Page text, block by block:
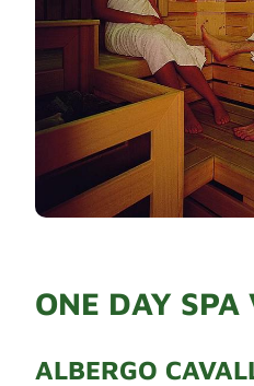
ONE DAY
ALBERGO